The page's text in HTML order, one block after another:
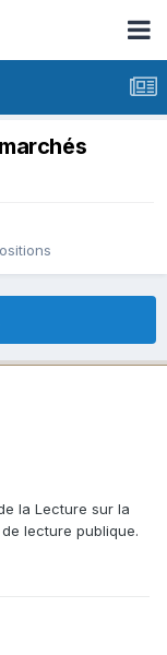
la Lecture sur la
lecture publique.